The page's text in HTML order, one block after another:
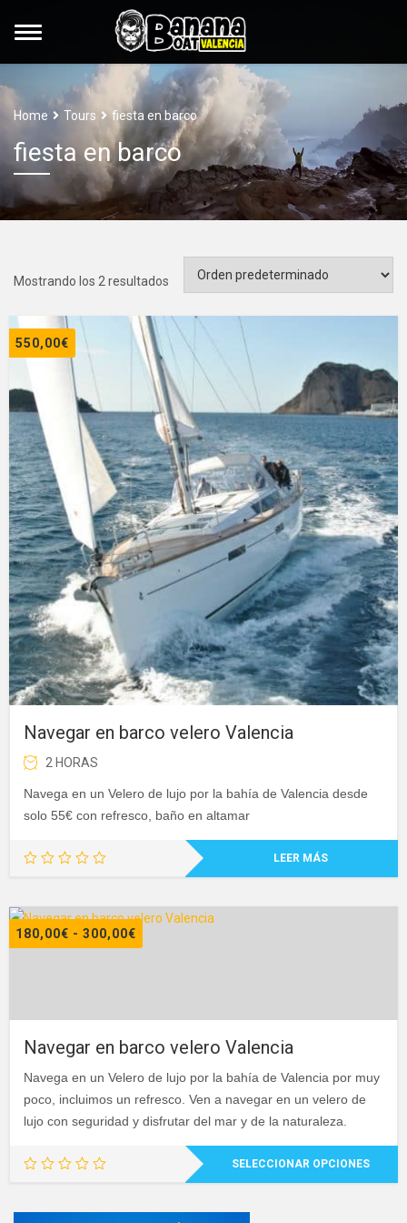
Home Tours fiesta en barco
fiesta en barco
Mostrando los 2 resultados
550,00€
Navegar en barco velero Valencia
2 HORAS
Navega en un Velero de lujo por la bahía de Valencia desde
solo 55€ con refresco, baño en altamar
LEER MÁS
180,00€ - 300,00€
180,00€
hasta
Navegar en barco velero Valencia
Navega en un Velero de lujo por la bahía de Valencia por muy
poco, incluimos un refresco. Ven a navegar en un velero de
lujo con seguridad y disfrutar del mar y de la naturaleza.
SELECCIONAR OPCIONES
Este
producto